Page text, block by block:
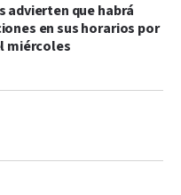
advierten que habrá
en sus horarios por
miércoles